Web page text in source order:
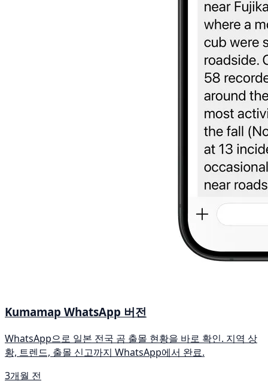
Kumamap WhatsApp 버전
WhatsApp으로 일본 전국 곰 출몰 현황을 바로 확인. 지역 상
황, 트렌드, 출몰 신고까지 WhatsApp에서 완료.
3개월 전